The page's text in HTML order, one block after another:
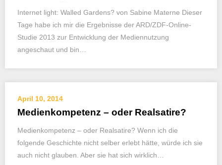
Internet light: Walled Gardens? von Sabine Materne Dieser
Tage habe ich mir die Ergebnisse der ARD/ZDF-Online-
Studie 2013 zur Entwicklung der Mediennutzung
angeschaut und bin…
April 10, 2014
Medienkompetenz – oder Realsatire?
Medienkompetenz – oder Realsatire? Wenn ich die
folgende Geschichte nicht selber erlebt hätte, würde ich sie
auch nicht glauben. Aber sie hat sich wirklich…